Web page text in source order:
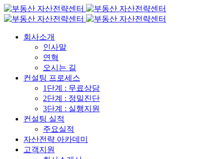
회사소개
인사말
연혁
오시는 길
컨설팅 프로세스
1단계 : 무료상담
2단계 : 정밀진단
3단계 : 실행지원
컨설팅 실적
주요실적
자산전략 아카데미
고객지원